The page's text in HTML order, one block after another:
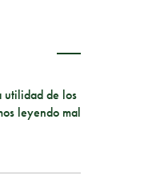
utilidad de los
leyendo mal